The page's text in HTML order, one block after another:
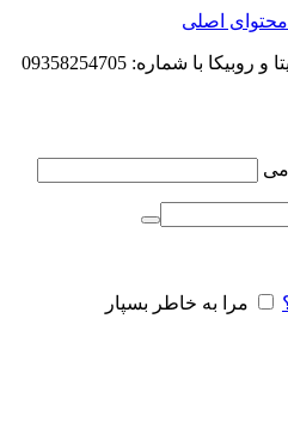
اصلی
با شماره: 09358254705
مرا به خاطر بسپار